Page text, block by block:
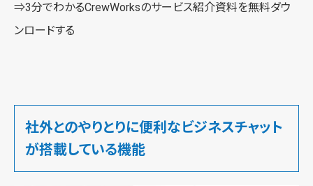
⇒3分でわかるCrewWorksのサービス紹介資料を無料ダウ
ンロードする
社外とのやりとりに便利なビジネスチャット
が搭載している機能